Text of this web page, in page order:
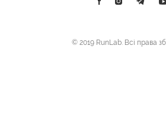
© 2019 RunLab. Всі права